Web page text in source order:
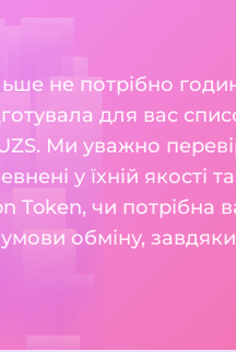
не потрібно
для вас
Ми уважно
у їхній якості
Token, чи потрібна
умови обміну,